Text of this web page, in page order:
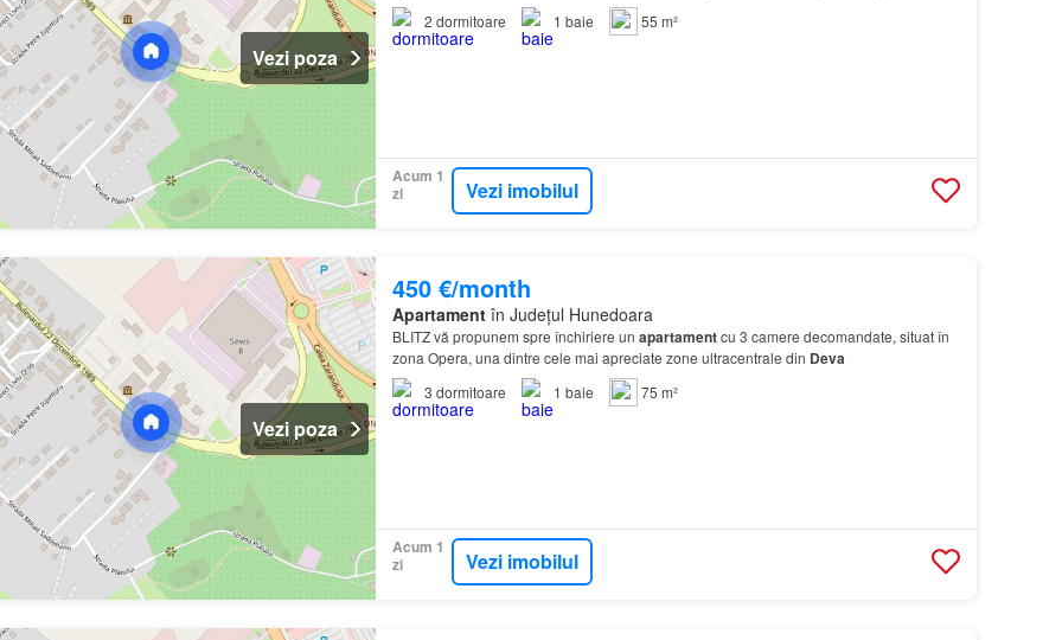
Vezi poza
2 dormitoare 1 baie 55 m²
Acum 1
zi
Vezi imobilul
Vezi poza
450 €/month
Apartamentîn Județul Hunedoara
BLITZ vă propunem spre închiriere un apartamentcu 3 camere decomandate, situat în
zona Opera, una dintre cele mai apreciate zone ultracentrale din Deva
3 dormitoare 1 baie 75 m²
Acum 1
zi
Vezi imobilul